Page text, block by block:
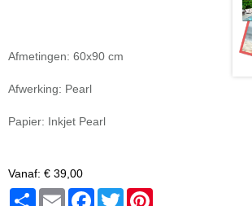
Afmetingen: 60x90 cm
Afwerking: Pearl
Papier: Inkjet Pearl
Vanaf: € 39,00
Share Email Facebook
Twitter